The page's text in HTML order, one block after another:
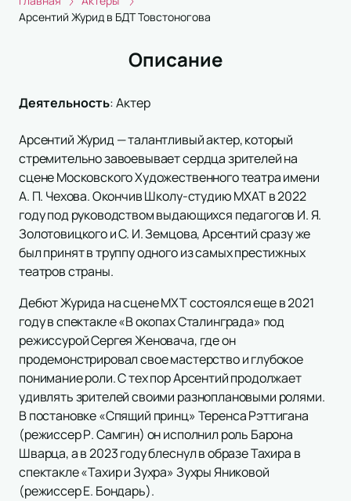
Арсентий Журид в БДТ Товстоногова
Описание
Деятельность:Актер
Арсентий Журид — талантливый актер, который
стремительно завоевывает сердца зрителей на
сцене Московского Художественного театра имени
А. П. Чехова. Окончив Школу-студию МХАТ в 2022
году под руководством выдающихся педагогов И. Я.
Золотовицкого и С. И. Земцова, Арсентий сразу же
был принят в труппу одного из самых престижных
театров страны.
Дебют Журида на сцене МХТ состоялся еще в 2021
году в спектакле «В окопах Сталинграда» под
режиссурой Сергея Женовача, где он
продемонстрировал свое мастерство и глубокое
понимание роли. С тех пор Арсентий продолжает
удивлять зрителей своими разноплановыми ролями.
В постановке «Спящий принц» Теренса Рэттигана
(режиссер Р. Самгин) он исполнил роль Барона
Шварца, а в 2023 году блеснул в образе Тахира в
спектакле «Тахир и Зухра» Зухры Яниковой
(режиссер Е. Бондарь).